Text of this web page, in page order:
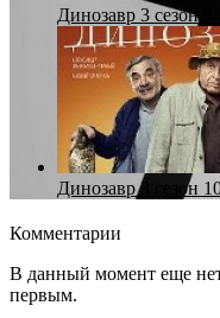
Динозавр 3 сезон 9
Динозавр 3 сезон
Комментарии
В данный момент еще
первым.